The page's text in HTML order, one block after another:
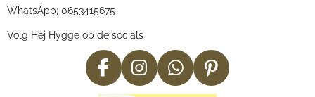
WhatsApp; 0653415675
Volg Hej Hygge op de socials
F
a
I
n
W
h
P
i